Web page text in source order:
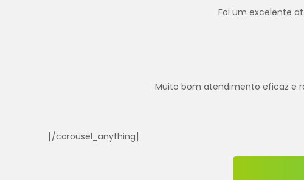
Foi um excelente
Muito bom atendimento eficaz e
[/carousel_anything]